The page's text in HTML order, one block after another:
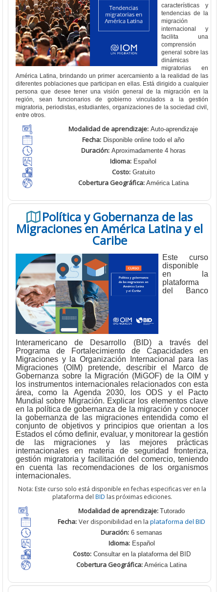
características y
tendencias de la
migración
internacional y
facilita una
comprensión
general sobre las
dinámicas
migratorias en
América Latina, brindando un primer acercamiento a la realidad de las
diferentes poblaciones que participan en ellas. Está dirigido a cualquier
persona que desee tener una visión general de la migración en la
región, sean funcionarios de gobierno vinculados a la gestión
migratoria, periodistas, estudiantes, organizaciones de la sociedad civil,
entre otros.
Modalidad de aprendizaje: Auto-aprendizaje
Fecha: Disponible online todo el año
Duración:Aproximadamente 4 horas
Idioma: Español
Costo:Gratuito
Cobertura Geográfica: América Latina
Política y Gobernanza de las
Migraciones en América Latina y el
Caribe
Este curso
disponible
en la
plataforma
del Banco
Interamericano de Desarrollo (BID) a través del
Programa de Fortalecimiento de Capacidades en
Migraciones y la Organización Internacional para las
Migraciones (OIM) pretende, describir el Marco de
Gobernanza sobre la Migración (MiGOF) de la OIM y
los instrumentos internacionales relacionados con esta
área, como la Agenda 2030, los ODS y el Pacto
Mundial sobre Migración. Explicar los elementos clave
en la política de gobernanza de la migración y conocer
la gobernanza de las migraciones entendida como el
conjunto de objetivos y principios que orientan a los
Estados el cómo definir, evaluar, y monitorear la gestión
de las migraciones y las mejores prácticas
internacionales en materia de seguridad fronteriza,
gestión migratoria y facilitación del comercio, teniendo
en cuenta las recomendaciones de los organismos
internacionales.
Nota: Este curso solo está disponible en fechas especificas ver en la
plataforma del BID las próximas ediciones.
Modalidad de aprendizaje: Tutorado
Fecha: Ver disponibilidad en la plataforma del BID
Duración: 6 semanas
Idioma:Español
Costo:Consultar en la plataforma del BID
Cobertura Geográfica: América Latina